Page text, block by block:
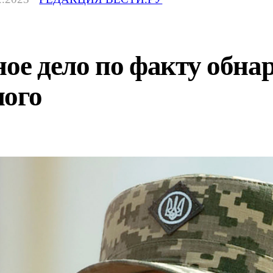
дело по факту